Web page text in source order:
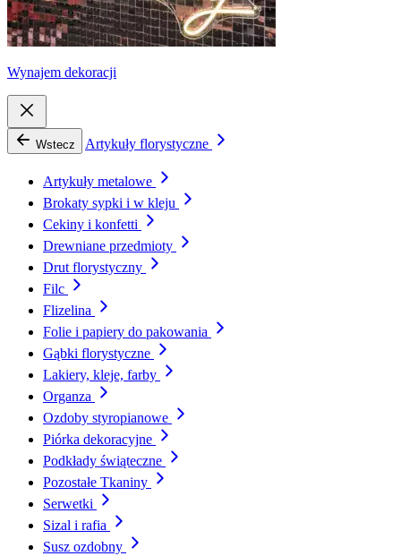
Wynajem dekoracji
Wstecz Artykuły florystyczne
Artykuły metalowe
Brokaty sypki i w kleju
Cekiny i konfetti
Drewniane przedmioty
Drut florystyczny
Filc
Flizelina
Folie i papiery do pakowania
Gąbki florystyczne
Lakiery, kleje, farby
Organza
Ozdoby styropianowe
Piórka dekoracyjne
Podkłady świąteczne
Pozostałe Tkaniny
Serwetki
Sizal i rafia
Susz ozdobny